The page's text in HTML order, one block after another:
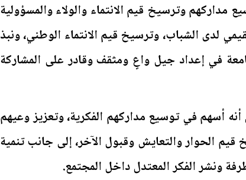
مداركهم وترسيخ قيم الانتماء والولاء والمسؤولية
لدى الشباب، وترسيخ قيم الانتماء الوطني، ونبذ
في إعداد جيل واعٍ ومثقف وقادر على المشاركة
أنه أسهم في توسيع مداركهم الفكرية، وتعزيز وعيهم
قيم الحوار والتعايش وقبول الآخر، إلى جانب تنمية
ونشر الفكر المعتدل داخل المجتمع.